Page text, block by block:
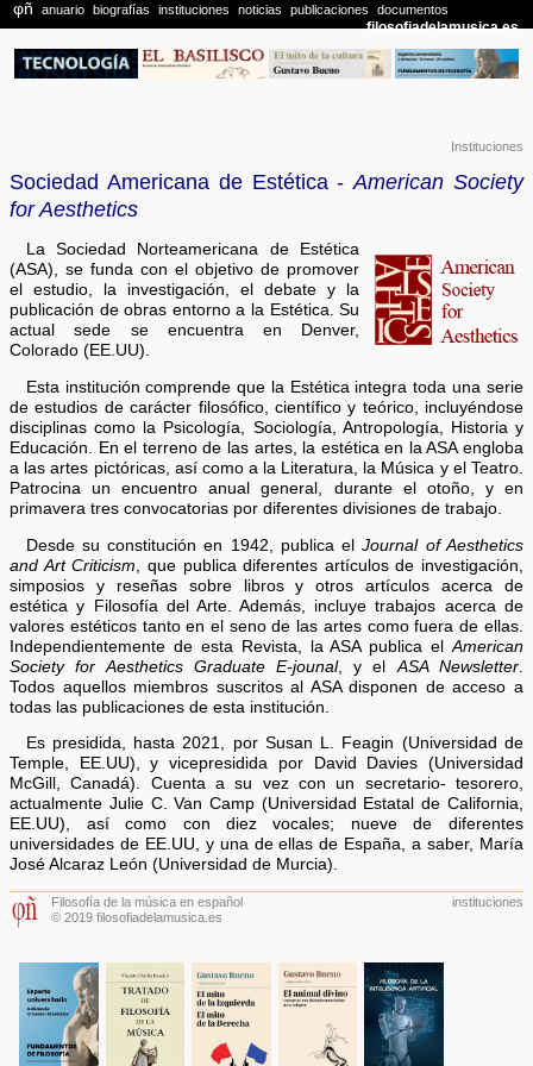
Instituciones
Sociedad Americana de Estética -American Society
for Aesthetics
La Sociedad Norteamericana de Estética
(ASA), se funda con el objetivo de promover
el estudio, la investigación, el debate y la
publicación de obras entorno a la Estética. Su
actual sede se encuentra en Denver,
Colorado (EE.UU).
Esta institución comprende que la Estética integra toda una serie
de estudios de carácter filosófico, científico y teórico, incluyéndose
disciplinas como la Psicología, Sociología, Antropología, Historia y
Educación. En el terreno de las artes, la estética en la ASA engloba
a las artes pictóricas, así como a la Literatura, la Música y el Teatro.
Patrocina un encuentro anual general, durante el otoño, y en
primavera tres convocatorias por diferentes divisiones de trabajo.
Desde su constitución en 1942, publica elJournal of Aesthetics
and Art Criticism , que publica diferentes artículos de investigación,
simposios y reseñas sobre libros y otros artículos acerca de
estética y Filosofía del Arte. Además, incluye trabajos acerca de
valores estéticos tanto en el seno de las artes como fuera de ellas.
Independientemente de esta Revista, la ASA publica el American
Society for Aesthetics Graduate E-jounal, y el ASA Newsletter.
Todos aquellos miembros suscritos al ASA disponen de acceso a
todas las publicaciones de esta institución.
Es presidida, hasta 2021, por Susan L. Feagin (Universidad de
Temple, EE.UU), y vicepresidida por David Davies (Universidad
McGill, Canadá). Cuenta a su vez con un secretario- tesorero,
actualmente Julie C. Van Camp (Universidad Estatal de California,
EE.UU), así como con diez vocales; nueve de diferentes
universidades de EE.UU, y una de ellas de España, a saber, María
José Alcaraz León (Universidad de Murcia).
Filosofía de la música en español
© 2019 filosofiadelamusica.es
instituciones